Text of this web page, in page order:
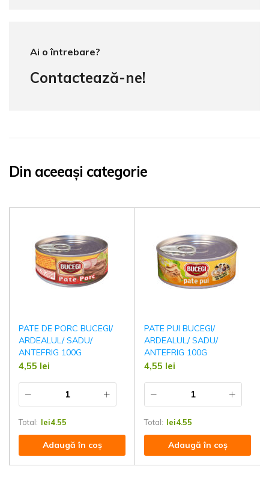
Ai o întrebare?
Contactează-ne!
Din aceeași categorie
PATE DE PORC BUCEGI/
ARDEALUL/ SADU/
ANTEFRIG 100G
4,55 lei
Total: lei4.55
Adaugă în coș
PATE PUI BUCEGI/
ARDEALUL/ SADU/
ANTEFRIG 100G
4,55 lei
Total: lei4.55
Adaugă în coș